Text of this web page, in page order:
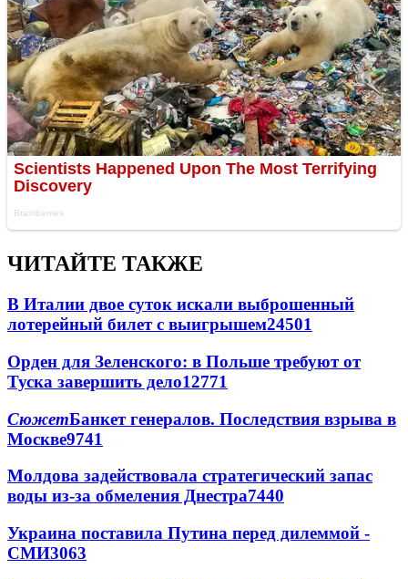
ЧИТАЙТЕ ТАКЖЕ
В Италии двое суток искали выброшенный
лотерейный билет с выигрышем24501
Орден для Зеленского: в Польше требуют от
Туска завершить дело12771
СюжетБанкет генералов. Последствия взрыва в
Москве9741
Молдова задействовала стратегический запас
воды из-за обмеления Днестра7440
Украина поставила Путина перед дилеммой -
СМИ3063